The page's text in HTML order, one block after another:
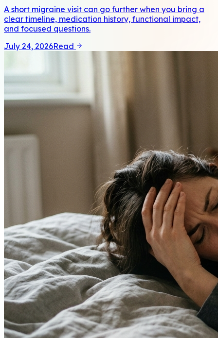
A short migraine visit can go further when you bring a
clear timeline, medication history, functional impact,
and focused questions.
July 24, 2026Read